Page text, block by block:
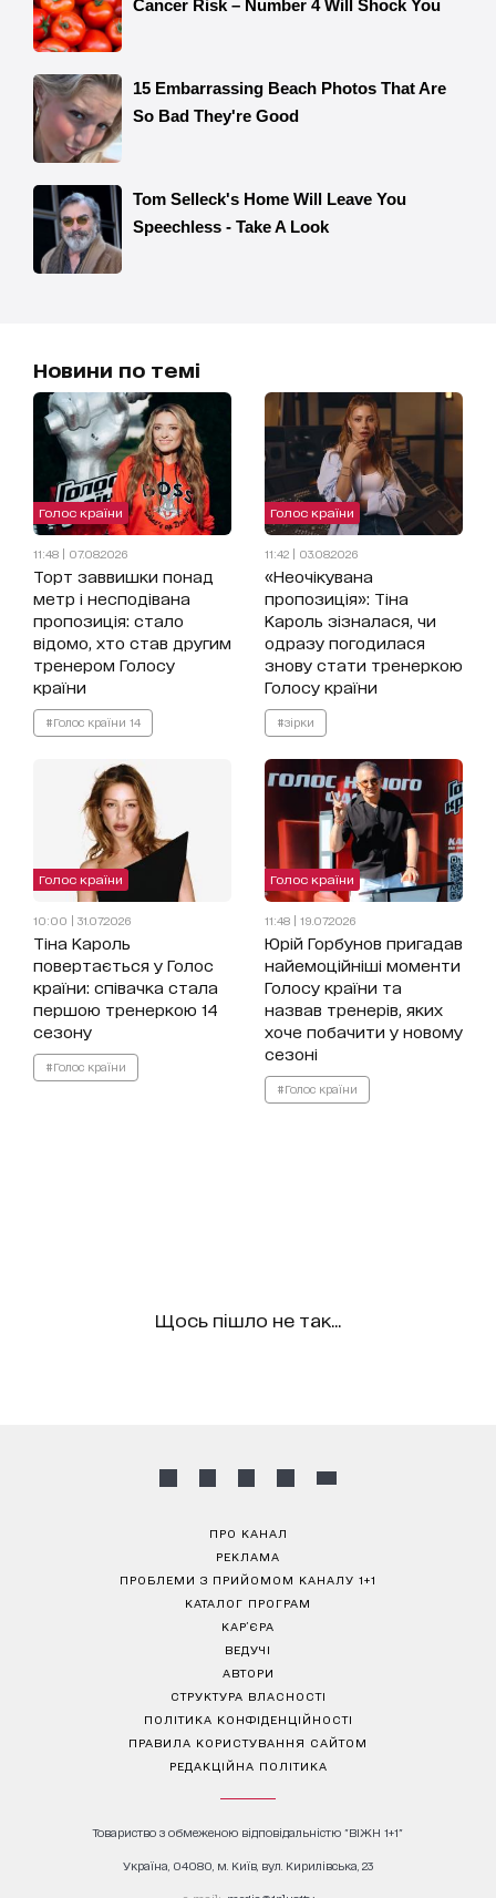
Новини по темі
Голос країни
11:48 | 07.08.2026
Торт заввишки понад
метр і несподівана
пропозиція: стало
відомо, хто став другим
тренером Голосу
країни
#Голос країни 14
Голос країни
11:42 | 03.08.2026
«Неочікувана
пропозиція»: Тіна
Кароль зізналася, чи
одразу погодилася
знову стати тренеркою
Голосу країни
#зірки
Голос країни
10:00 | 31.07.2026
Тіна Кароль
повертається у Голос
країни: співачка стала
першою тренеркою 14
сезону
#Голос країни
Голос країни
11:48 | 19.07.2026
Юрій Горбунов пригадав
найемоційніші моменти
Голосу країни та
назвав тренерів, яких
хоче побачити у новому
сезоні
#Голос країни
Щось пішло не так...
ПРО КАНАЛ
РЕКЛАМА
ПРОБЛЕМИ З ПРИЙОМОМ КАНАЛУ 1+1
КАТАЛОГ ПРОГРАМ
КАР’ЄРА
ВЕДУЧІ
АВТОРИ
СТРУКТУРА ВЛАСНОСТІ
ПОЛІТИКА КОНФІДЕНЦІЙНОСТІ
ПРАВИЛА КОРИСТУВАННЯ САЙТОМ
РЕДАКЦІЙНА ПОЛІТИКА
Товариство з обмеженою відповідальністю "ВІЖН 1+1"
Україна, 04080, м. Київ, вул. Кирилівська, 23